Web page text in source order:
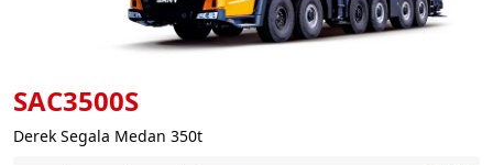
SAC3500S
Derek Segala Medan 350t